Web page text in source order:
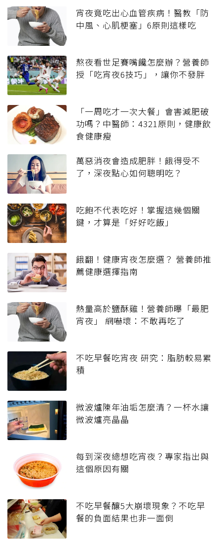
宵夜竟吃出心血管疾病！醫教「防
中風、心肌梗塞」6原則這樣吃
熬夜看世足賽嘴饞怎麼辦？營養師
授「吃宵夜6技巧」，讓你不發胖
「一周吃才一次大餐」會害減肥破
功嗎？中醫師：4321原則，健康飲
食健康瘦
萬惡消夜會造成肥胖！餓得受不
了，深夜點心如何聰明吃？
吃飽不代表吃好！掌握這幾個關
鍵，才算是「好好吃飯」
餓翻！健康宵夜怎麼選？ 營養師推
薦健康選擇指南
熱量高於鹽酥雞！營養師曝「最肥
宵夜」 網嚇壞：不敢再吃了
不吃早餐吃宵夜 研究：脂肪較易累
積
微波爐陳年油垢怎麼清？一杯水讓
微波爐亮晶晶
每到深夜總想吃宵夜？專家指出與
這個原因有關
不吃早餐釀5大崩壞現象？不吃早
餐的負面結果也非一面倒